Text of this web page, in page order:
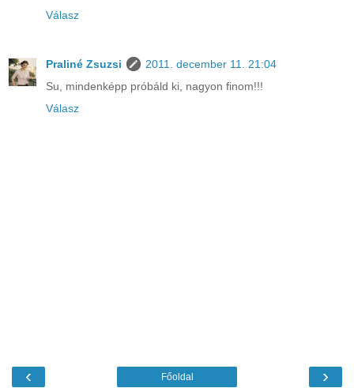
Válasz
Praliné Zsuzsi
2011. december 11. 21:04
Su, mindenképp próbáld ki, nagyon finom!!!
Válasz
‹ ›
Főoldal